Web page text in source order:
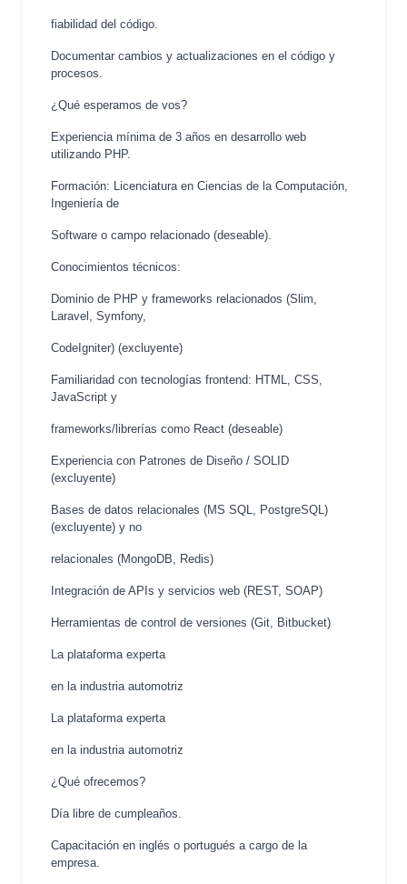
fiabilidad del código.
Documentar cambios y actualizaciones en el código y
procesos.
¿Qué esperamos de vos?
Experiencia mínima de 3 años en desarrollo web
utilizando PHP.
Formación: Licenciatura en Ciencias de la Computación,
Ingeniería de
Software o campo relacionado (deseable).
Conocimientos técnicos:
Dominio de PHP y frameworks relacionados (Slim,
Laravel, Symfony,
CodeIgniter) (excluyente)
Familiaridad con tecnologías frontend: HTML, CSS,
JavaScript y
frameworks/librerías como React (deseable)
Experiencia con Patrones de Diseño / SOLID
(excluyente)
Bases de datos relacionales (MS SQL, PostgreSQL)
(excluyente) y no
relacionales (MongoDB, Redis)
Integración de APIs y servicios web (REST, SOAP)
Herramientas de control de versiones (Git, Bitbucket)
La plataforma experta
en la industria automotriz
La plataforma experta
en la industria automotriz
¿Qué ofrecemos?
Día libre de cumpleaños.
Capacitación en inglés o portugués a cargo de la
empresa.